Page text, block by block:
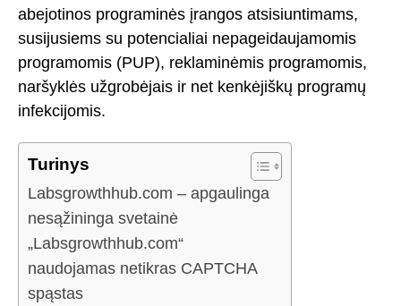
abejotinos programinės įrangos atsisiuntimams,
susijusiems su potencialiai nepageidaujamomis
programomis (PUP), reklaminėmis programomis,
naršyklės užgrobėjais ir net kenkėjiškų programų
infekcijomis.
Turinys
Labsgrowthhub.com – apgaulinga
nesąžininga svetainė
„Labsgrowthhub.com“
naudojamas netikras CAPTCHA
spąstas